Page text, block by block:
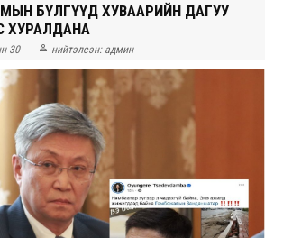
БҮЛГҮҮД ХУВААРИЙН ДАГУУ
ХУРАЛДАНА
30  нийтэлсэн: админ